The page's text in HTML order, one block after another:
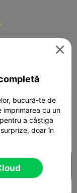
Games Other 
K2 SE
infill
 31.43g

Cloud

bucură-te de
imprimarea cu un
a câștiga
doar în